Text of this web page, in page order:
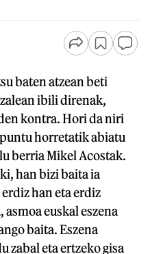
baten atzean beti
ibili direnak,
kontra. Hori da niri
horretatik abiatu
berria Mikel Acostak.
han bizi baita ia
han eta erdiz
euskal eszena
baita. Eszena
zabal eta ertzeko gisa